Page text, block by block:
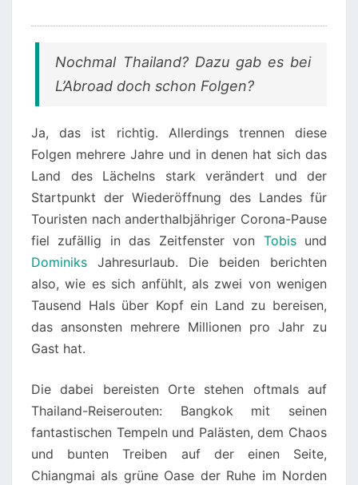
Nochmal Thailand? Dazu gab es bei
L’Abroad doch schon Folgen?
Ja, das ist richtig. Allerdings trennen diese
Folgen mehrere Jahre und in denen hat sich das
Land des Lächelns stark verändert und der
Startpunkt der Wiederöffnung des Landes für
Touristen nach anderthalbjähriger Corona-Pause
fiel zufällig in das Zeitfenster von Tobisund
Dominiks Jahresurlaub. Die beiden berichten
also, wie es sich anfühlt, als zwei von wenigen
Tausend Hals über Kopf ein Land zu bereisen,
das ansonsten mehrere Millionen pro Jahr zu
Gast hat.
Die dabei bereisten Orte stehen oftmals auf
Thailand-Reiserouten: Bangkok mit seinen
fantastischen Tempeln und Palästen, dem Chaos
und bunten Treiben auf der einen Seite,
Chiangmai als grüne Oase der Ruhe im Norden